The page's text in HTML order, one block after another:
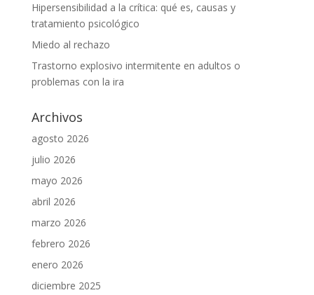
Hipersensibilidad a la crítica: qué es, causas y
tratamiento psicológico
Miedo al rechazo
Trastorno explosivo intermitente en adultos o
problemas con la ira
Archivos
agosto 2026
julio 2026
mayo 2026
abril 2026
marzo 2026
febrero 2026
enero 2026
diciembre 2025